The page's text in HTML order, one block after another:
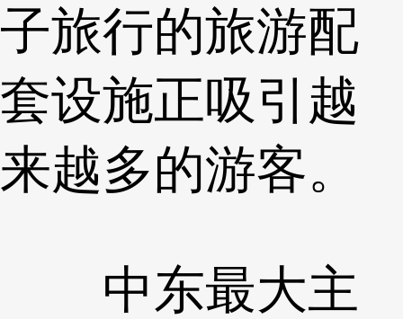
子旅行的旅游配
套设施正吸引越
来越多的游客。
中东最大主